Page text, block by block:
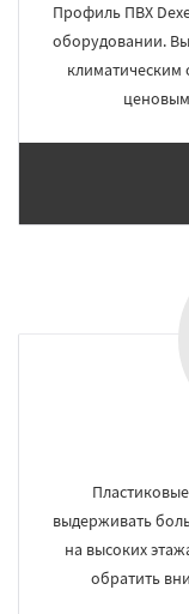
Профиль ПВХ
оборудовании.
климатическим
выдерживать
на высоких
обратить